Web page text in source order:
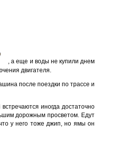
, а еще и воды не купили днем
двигателя.
после поездки по трассе и
иногда достаточно
дорожным просветом. Едут
у него тоже джип, но ямы он